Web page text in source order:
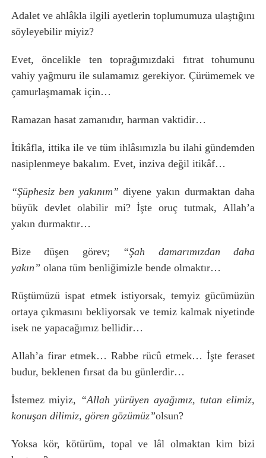
Adalet ve ahlâkla ilgili ayetlerin toplumumuza ulaştığını
söyleyebilir miyiz?
Evet, öncelikle ten toprağımızdaki fıtrat tohumunu
vahiy yağmuru ile sulamamız gerekiyor. Çürümemek ve
çamurlaşmamak için…
Ramazan hasat zamanıdır, harman vaktidir…
İtikâfla, ittika ile ve tüm ihlâsımızla bu ilahi gündemden
nasiplenmeye bakalım. Evet, inziva değil itikâf…
“Şüphesiz ben yakınım” diyene yakın durmaktan daha
büyük devlet olabilir mi? İşte oruç tutmak, Allah’a
yakın durmaktır…
Bize düşen görev; “Şah damarımızdan daha
yakın” olana tüm benliğimizle bende olmaktır…
Rüştümüzü ispat etmek istiyorsak, temyiz gücümüzün
ortaya çıkmasını bekliyorsak ve temiz kalmak niyetinde
isek ne yapacağımız bellidir…
Allah’a firar etmek… Rabbe rücû etmek… İşte feraset
budur, beklenen fırsat da bu günlerdir…
İstemez miyiz, “Allah yürüyen ayağımız, tutan elimiz,
konuşan dilimiz, gören gözümüz”olsun?
Yoksa kör, kötürüm, topal ve lâl olmaktan kim bizi